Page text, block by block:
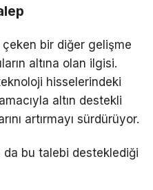
bir diğer gelişme
altına olan ilgisi.
hisselerindeki
altın destekli
artırmayı sürdürüyor.
da bu talebi desteklediği